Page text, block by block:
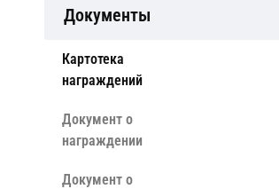
Документы
Картотека
награждений
Документ о
награждении
Документ о